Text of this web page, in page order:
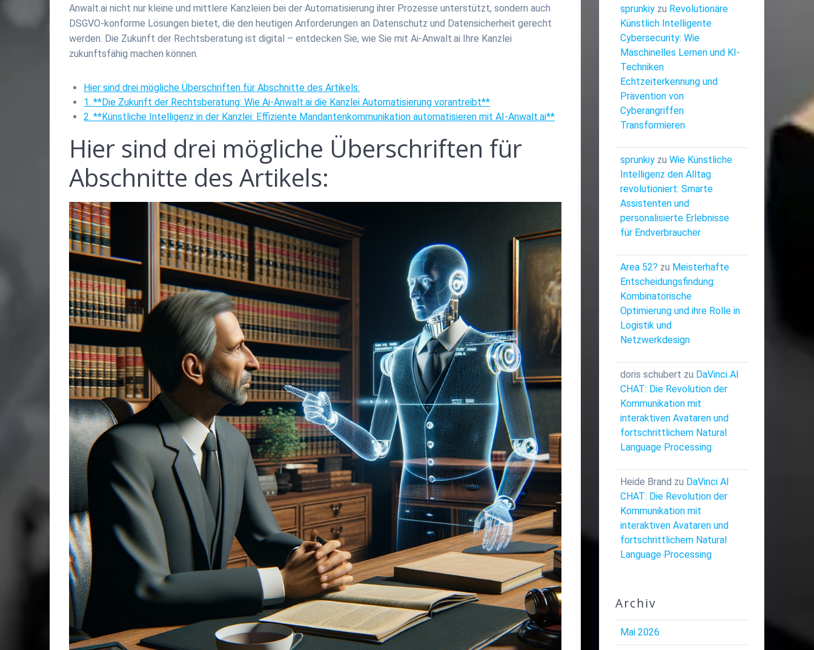
Anwalt.ai nicht nur kleine und mittlere Kanzleien bei der Automatisierung ihrer Prozesse unterstützt, sondern auch
DSGVO-konforme Lösungen bietet, die den heutigen Anforderungen an Datenschutz und Datensicherheit gerecht
werden. Die Zukunft der Rechtsberatung ist digital – entdecken Sie, wie Sie mit Ai-Anwalt.ai Ihre Kanzlei
zukunftsfähig machen können.
Hier sind drei mögliche Überschriften für Abschnitte des Artikels:
1. **Die Zukunft der Rechtsberatung: Wie Ai-Anwalt.ai die Kanzlei Automatisierung vorantreibt**
2. **Künstliche Intelligenz in der Kanzlei: Effiziente Mandantenkommunikation automatisieren mit AI-Anwalt.ai**
Hier sind drei mögliche Überschriften für
Abschnitte des Artikels:
sprunkiyzu Revolutionäre
Künstlich Intelligente
Cybersecurity: Wie
Maschinelles Lernen und KI-
Techniken
Echtzeiterkennung und
Prävention von
Cyberangriffen
Transformieren
sprunkiyzu Wie Künstliche
Intelligenz den Alltag
revolutioniert: Smarte
Assistenten und
personalisierte Erlebnisse
für Endverbraucher
Area 52? zu Meisterhafte
Entscheidungsfindung:
Kombinatorische
Optimierung und ihre Rolle in
Logistik und
Netzwerkdesign
doris schubert zu DaVinci AI
CHAT: Die Revolution der
Kommunikation mit
interaktiven Avataren und
fortschrittlichem Natural
Language Processing
Heide Brand zu DaVinci AI
CHAT: Die Revolution der
Kommunikation mit
interaktiven Avataren und
fortschrittlichem Natural
Language Processing
Archiv
Mai 2026